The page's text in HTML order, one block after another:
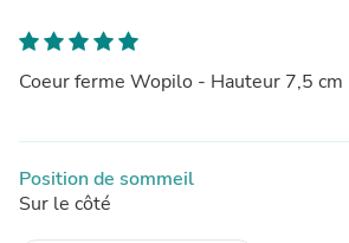
Coeur ferme Wopilo - Hauteur 7,5 cm
Position de sommeil
Sur le côté